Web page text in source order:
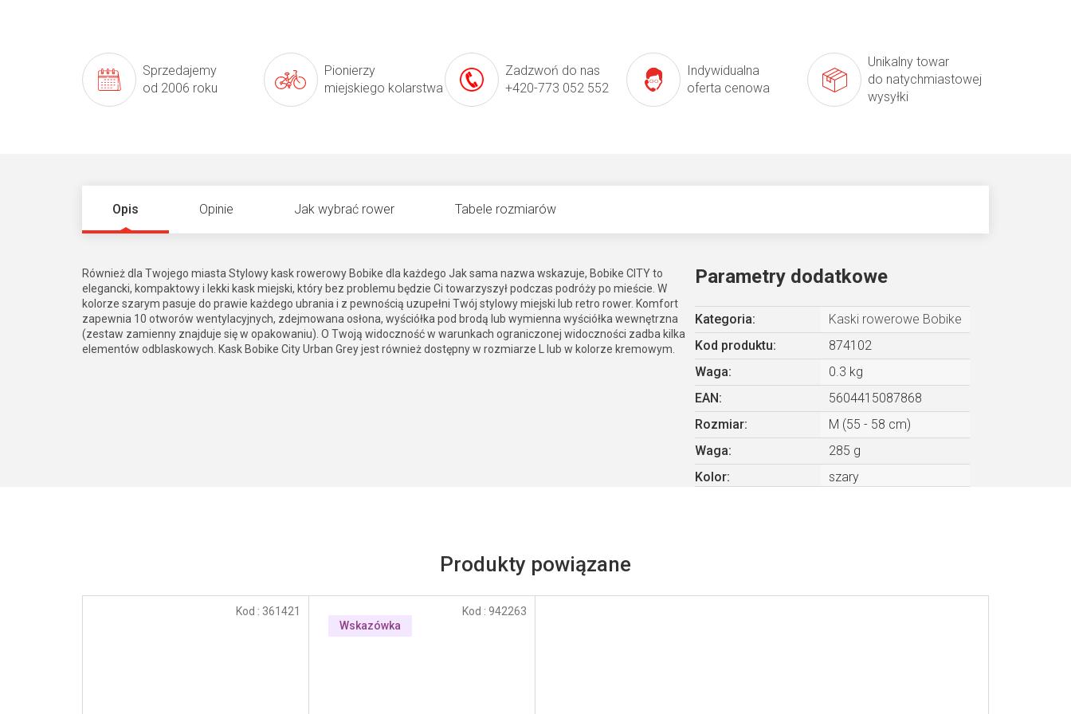
Sprzedajemy
od 2006 roku
Pionierzy
miejskiego kolarstwa
Zadzwoń do nas
+420-773 052 552
Indywidualna
oferta cenowa
Unikalny towar
do natychmiastowej
wysyłki
Produkty powiązane
Kod : 361421
Wskazówka
Kod : 942263
Opis Opinie Jak wybrać rower Tabele rozmiarów
Również dla Twojego miasta Stylowy kask rowerowy Bobike dla każdego Jak sama nazwa wskazuje, Bobike CITY to
elegancki, kompaktowy i lekki kask miejski, który bez problemu będzie Ci towarzyszył podczas podróży po mieście. W
kolorze szarym pasuje do prawie każdego ubrania i z pewnością uzupełni Twój stylowy miejski lub retro rower. Komfort
zapewnia 10 otworów wentylacyjnych, zdejmowana osłona, wyściółka pod brodą lub wymienna wyściółka wewnętrzna
(zestaw zamienny znajduje się w opakowaniu). O Twoją widoczność w warunkach ograniczonej widoczności zadba kilka
elementów odblaskowych. Kask Bobike City Urban Grey jest również dostępny w rozmiarze L lub w kolorze kremowym.
Parametry dodatkowe
Kategoria:
Kaski rowerowe Bobike
Kod produktu:
874102
Waga:
0.3 kg
EAN :
5604415087868
Rozmiar:
M (55 - 58 cm)
Waga:
285 g
Kolor: szary